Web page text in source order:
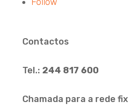
Contactos
Tel.: 244 817 600
Chamada para a rede